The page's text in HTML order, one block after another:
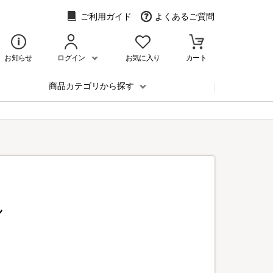
ご利用ガイド よくあるご質問
お知らせ ログイン お気に入り カート
商品カテゴリから探す